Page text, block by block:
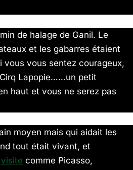
de halage de Ganil. Le
et les gabarres étaient
vous vous sentez courageux,
Lapopie……un petit
haut et vous ne serez pas
moyen mais qui aidait les
tout était vivant, et
visite comme Picasso,